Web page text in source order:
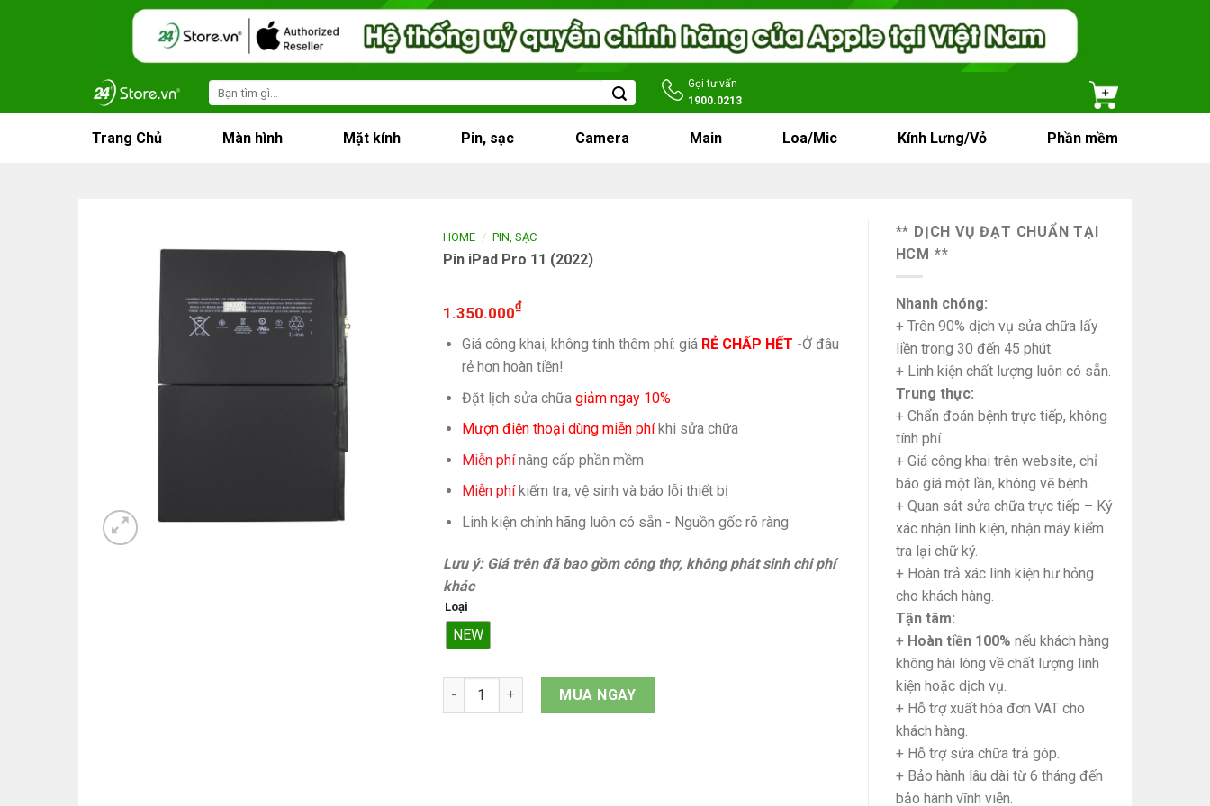
Search
for:
Gọi tư vấn
1900.0213
Trang Chủ Màn hình Mặt kính Pin, sạc Camera Main Loa/Mic Kính Lưng/Vỏ Phần mềm
HOME / PIN, SẠC
Pin iPad Pro 11 (2022)
1.350.000₫
Giá công khai, không tính thêm phí: giá RẺ CHẤP HẾT -Ở đâu
rẻ hơn hoàn tiền!
Đặt lịch sửa chữa giảm ngay 10%
Mượn điện thoại dùng miễn phíkhi sửa chữa
Miễn phínâng cấp phần mềm
Miễn phíkiếm tra, vệ sinh và báo lỗi thiết bị
Linh kiện chính hãng luôn có sẵn - Nguồn gốc rõ ràng
Lưu ý: Giá trên đã bao gồm công thợ, không phát sinh chi phí
khác
Loại
NEW
Pin iPad Pro 11 (2022) quantity
MUA NGAY
** DỊCH VỤ ĐẠT CHUẨN TẠI
HCM **
Nhanh chóng:
+ Trên 90% dịch vụ sửa chữa lấy
liền trong 30 đến 45 phút.
+ Linh kiện chất lượng luôn có sẵn.
Trung thực:
+ Chẩn đoán bệnh trực tiếp, không
tính phí.
+ Giá công khai trên website, chỉ
báo giá một lần, không vẽ bệnh.
+ Quan sát sửa chữa trực tiếp – Ký
xác nhận linh kiện, nhận máy kiểm
tra lại chữ ký.
+ Hoàn trả xác linh kiện hư hỏng
cho khách hàng.
Tận tâm:
+ Hoàn tiền 100% nếu khách hàng
không hài lòng về chất lượng linh
kiện hoặc dịch vụ.
+ Hỗ trợ xuất hóa đơn VAT cho
khách hàng.
+ Hỗ trợ sửa chữa trả góp.
+ Bảo hành lâu dài từ 6 tháng đến
bảo hành vĩnh viễn.